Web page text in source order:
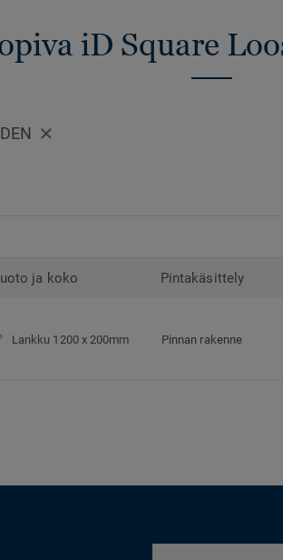
iD Square
ja koko Pintakäsittely
Lankku 1200 x 200mm Pinnan rakenne